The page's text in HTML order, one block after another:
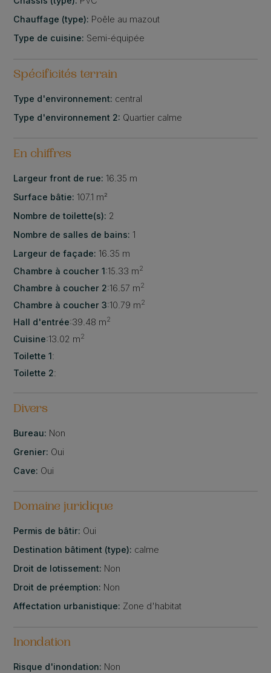
Chauffage (type): Poêle au mazout
Type de cuisine: Semi-équipée
Spécificités terrain
Type d'environnement: central
Type d'environnement 2: Quartier calme
En chiffres
Largeur front de rue: 16.35 m
Surface bâtie: 107.1 m²
Nombre de toilette(s): 2
Nombre de salles de bains: 1
Largeur de façade: 16.35 m
Chambre à coucher 1:15.33 m2
Chambre à coucher 2:16.57 m2
Chambre à coucher 3:10.79 m2
Hall d'entrée:39.48 m2
Cuisine:13.02 m2
Toilette 1:
Toilette 2:
Divers
Bureau: Non
Grenier: Oui
Cave: Oui
Domaine juridique
Permis de bâtir: Oui
Destination bâtiment (type): calme
Droit de lotissement: Non
Droit de préemption: Non
Affectation urbanistique: Zone d'habitat
Inondation
Risque d'inondation: Non